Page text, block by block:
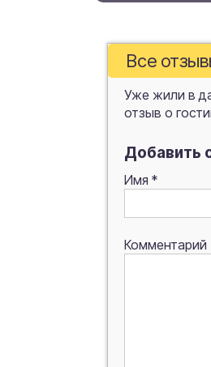
Все
Уже жили в
отзыв о
Добавить
Имя *
Комментарий